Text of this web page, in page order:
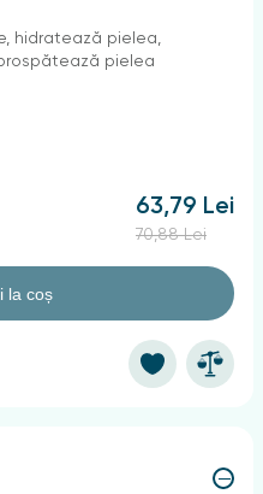
hidratează pielea,
pielea
63,79 Lei
70,88 Lei
la coș